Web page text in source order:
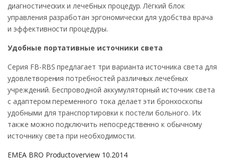
диагностических и лечебных процедур. Лёгкий блок
управления разработан эргономически для удобства врача
и эффективности процедуры.
Удобные портативные источники света
Серия FB-RBS предлагает три варианта источника света для
удовлетворения потребностей различных лечебных
учреждений. Беспроводной аккумуляторный источник света
с адаптером переменного тока делает эти бронхоскопы
удобными для транспортировки к постели больного. Их
также можно подключить непосредственно к обычному
источнику света при необходимости.
EMEA BRO Productoverview 10.2014